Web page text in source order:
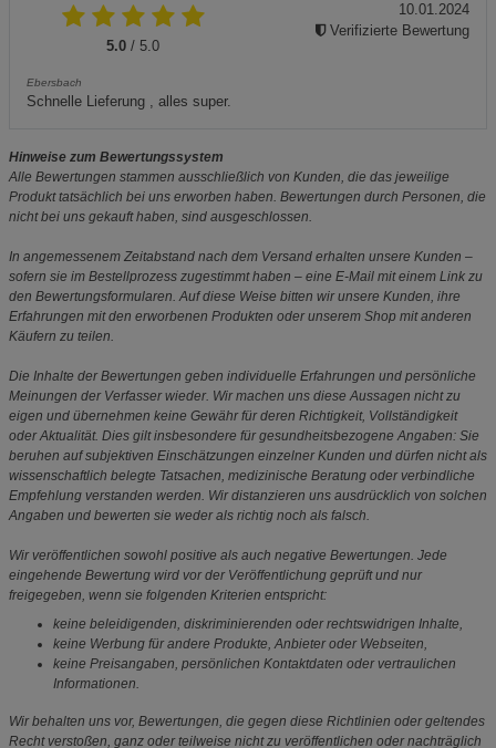
5.0 / 5.0
Ebersbach
Schnelle Lieferung , alles super.
10.01.2024
Verifizierte Bewertung
Hinweise zum Bewertungssystem
Alle Bewertungen stammen ausschließlich von Kunden, die das jeweilige
Produkt tatsächlich bei uns erworben haben. Bewertungen durch Personen, die
nicht bei uns gekauft haben, sind ausgeschlossen.
In angemessenem Zeitabstand nach dem Versand erhalten unsere Kunden –
sofern sie im Bestellprozess zugestimmt haben – eine E-Mail mit einem Link zu
den Bewertungsformularen. Auf diese Weise bitten wir unsere Kunden, ihre
Erfahrungen mit den erworbenen Produkten oder unserem Shop mit anderen
Käufern zu teilen.
Die Inhalte der Bewertungen geben individuelle Erfahrungen und persönliche
Meinungen der Verfasser wieder. Wir machen uns diese Aussagen nicht zu
eigen und übernehmen keine Gewähr für deren Richtigkeit, Vollständigkeit
oder Aktualität. Dies gilt insbesondere für gesundheitsbezogene Angaben: Sie
beruhen auf subjektiven Einschätzungen einzelner Kunden und dürfen nicht als
wissenschaftlich belegte Tatsachen, medizinische Beratung oder verbindliche
Empfehlung verstanden werden. Wir distanzieren uns ausdrücklich von solchen
Angaben und bewerten sie weder als richtig noch als falsch.
Wir veröffentlichen sowohl positive als auch negative Bewertungen. Jede
eingehende Bewertung wird vor der Veröffentlichung geprüft und nur
freigegeben, wenn sie folgenden Kriterien entspricht:
keine beleidigenden, diskriminierenden oder rechtswidrigen Inhalte,
keine Werbung für andere Produkte, Anbieter oder Webseiten,
keine Preisangaben, persönlichen Kontaktdaten oder vertraulichen
Informationen.
Wir behalten uns vor, Bewertungen, die gegen diese Richtlinien oder geltendes
Recht verstoßen, ganz oder teilweise nicht zu veröffentlichen oder nachträglich